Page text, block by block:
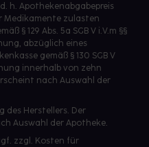
h. Apothekenabgabepreis
Medikamente zulasten
§ 129 Abs. 5a SGB V i.V.m §§
abzüglich eines
gemäß § 130 SGB V
innerhalb von zehn
nach Auswahl der
des Herstellers. Der
Auswahl der Apotheke.
zzgl. Kosten für